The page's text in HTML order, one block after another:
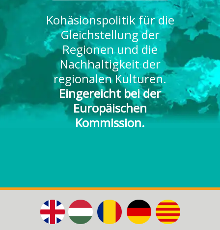
Kohäsionspolitik für die
Gleichstellung der
Regionen und die
Nachhaltigkeit der
regionalen Kulturen.
Eingereicht bei der
Europäischen
Kommission.